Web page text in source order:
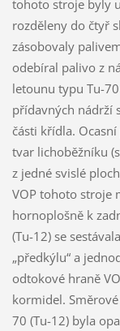
tohoto stroje byly
rozděleny do čtyř
zásobovaly
odebíral palivo z
letounu typu Tu-
přídavných nádrží
části křídla.
tvar lichoběžníku
z jedné svislé
VOP tohoto stroje
hornoplošně k
(Tu-12) se
„předkýlu“ a
odtokové hraně
kormidel.
70 (Tu-12) byla